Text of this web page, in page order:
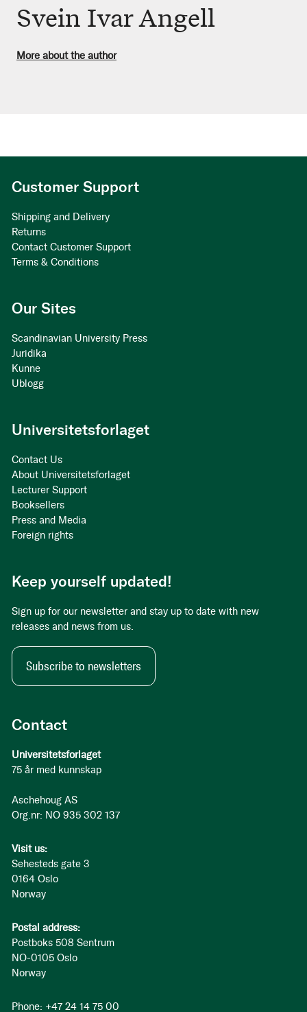
Svein Ivar Angell
More about the author
Contact
Universitetsforlaget
75 år med kunnskap
Aschehoug AS
Org.nr: NO 935 302 137
Visit us:
Sehesteds gate 3
0164 Oslo
Norway
Postal address:
Postboks 508 Sentrum
NO-0105 Oslo
Norway
Phone: +47 24 14 75 00
Customer Support
Shipping and Delivery
Returns
Contact Customer Support
Terms & Conditions
Our Sites
Scandinavian University Press
Juridika
Kunne
Ublogg
Universitetsforlaget
Contact Us
About Universitetsforlaget
Lecturer Support
Booksellers
Press and Media
Foreign rights
Keep yourself updated!
Sign up for our newsletter and stay up to date with new
releases and news from us.
Subscribe to newsletters